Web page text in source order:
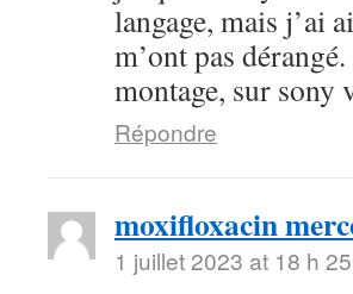
langage, mais j’ai
m’ont pas
montage, sur sony
Répondre
moxifloxacin
1 juillet 2023 at 18 h